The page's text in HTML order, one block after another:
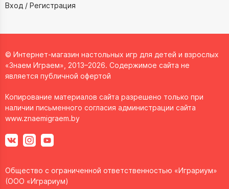
Вход / Регистрация
© Интернет-магазин настольных игр для детей и взрослых
«Знаем Играем», 2013–2026. Содержимое сайта не
является публичной офертой
Копирование материалов сайта разрешено только при
наличии письменного согласия администрации сайта
www.znaemigraem.by
Общество с ограниченной ответственностью «Играриум»
(ООО «Играриум)